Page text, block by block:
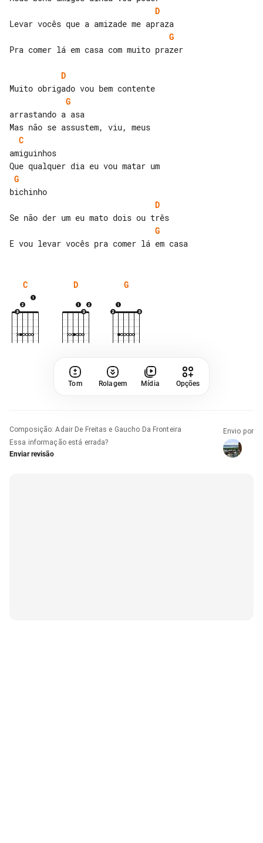
D
G
Pra comer lá em casa com muito prazer
D
G
arrastando a asa
C
amiguinhos
G
D
G
C D G
Tom Rolagem Mídia Opções
Composição:Adair De Freitas e Gaucho Da Fronteira
Essa informação está errada?
Enviar revisão
Envio por